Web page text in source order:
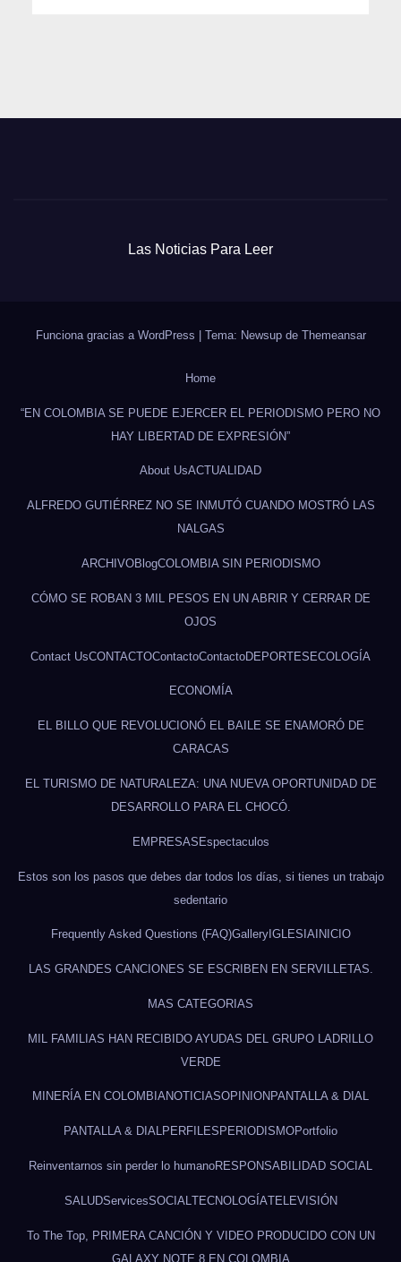
Las Noticias Para Leer
Funciona gracias a WordPress | Tema: Newsup de Themeansar
Home
“EN COLOMBIA SE PUEDE EJERCER EL PERIODISMO PERO NO
HAY LIBERTAD DE EXPRESIÓN”
About UsACTUALIDAD
ALFREDO GUTIÉRREZ NO SE INMUTÓ CUANDO MOSTRÓ LAS
NALGAS
ARCHIVOBlogCOLOMBIA SIN PERIODISMO
CÓMO SE ROBAN 3 MIL PESOS EN UN ABRIR Y CERRAR DE
OJOS
Contact UsCONTACTOContactoContactoDEPORTESECOLOGÍA
ECONOMÍA
EL BILLO QUE REVOLUCIONÓ EL BAILE SE ENAMORÓ DE
CARACAS
EL TURISMO DE NATURALEZA: UNA NUEVA OPORTUNIDAD DE
DESARROLLO PARA EL CHOCÓ.
EMPRESASEspectaculos
Estos son los pasos que debes dar todos los días, si tienes un trabajo
sedentario
Frequently Asked Questions (FAQ)GalleryIGLESIAINICIO
LAS GRANDES CANCIONES SE ESCRIBEN EN SERVILLETAS.
MAS CATEGORIAS
MIL FAMILIAS HAN RECIBIDO AYUDAS DEL GRUPO LADRILLO
VERDE
MINERÍA EN COLOMBIANOTICIASOPINION PANTALLA & DIAL
PANTALLA & DIALPERFILES PERIODISMOPortfolio
Reinventarnos sin perder lo humanoRESPONSABILIDAD SOCIAL
SALUDServicesSOCIAL TECNOLOGÍATELEVISIÓN
To The Top, PRIMERA CANCIÓN Y VIDEO PRODUCIDO CON UN
GALAXY NOTE 8 EN COLOMBIA